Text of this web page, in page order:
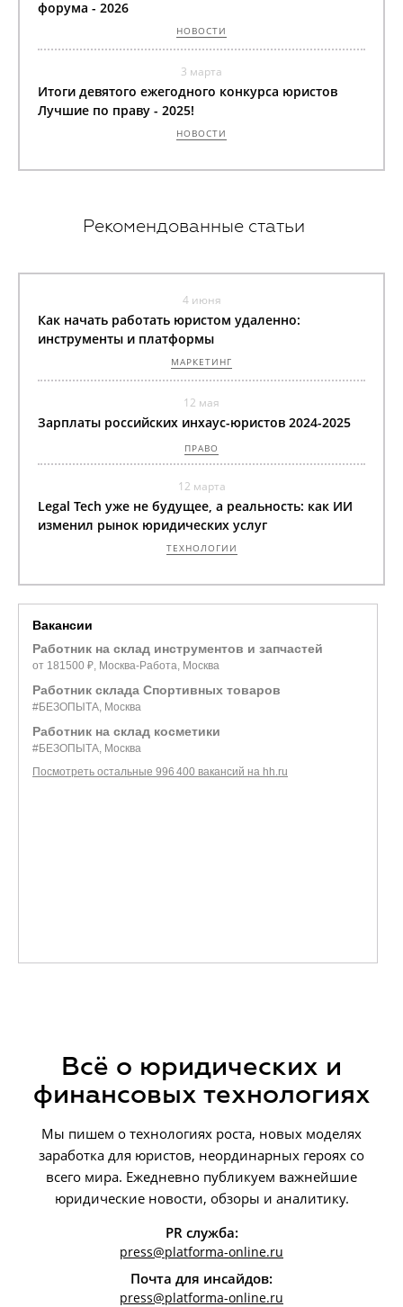
форума - 2026
НОВОСТИ
Итоги девятого ежегодного конкурса юристов
Лучшие по праву - 2025!
НОВОСТИ
3 марта
Рекомендованные статьи
Как начать работать юристом удаленно:
инструменты и платформы
МАРКЕТИНГ
4 июня
Зарплаты российских инхаус-юристов 2024-2025
ПРАВО
12 мая
Legal Tech уже не будущее, а реальность: как ИИ
изменил рынок юридических услуг
ТЕХНОЛОГИИ
12 марта
Вакансии
Работник на склад инструментов и запчастей
от 181500 ₽, Москва-Работа, Москва
Работник склада Спортивных товаров
#БЕЗОПЫТА, Москва
Работник на склад косметики
#БЕЗОПЫТА, Москва
Посмотреть остальные 996 400 вакансий на hh.ru
Всё о юридических и
финансовых технологиях
Мы пишем о технологиях роста, новых моделях
заработка для юристов, неординарных героях со
всего мира. Ежедневно публикуем важнейшие
юридические новости, обзоры и аналитику.
PR служба:
press@platforma-online.ru
Почта для инсайдов:
press@platforma-online.ru